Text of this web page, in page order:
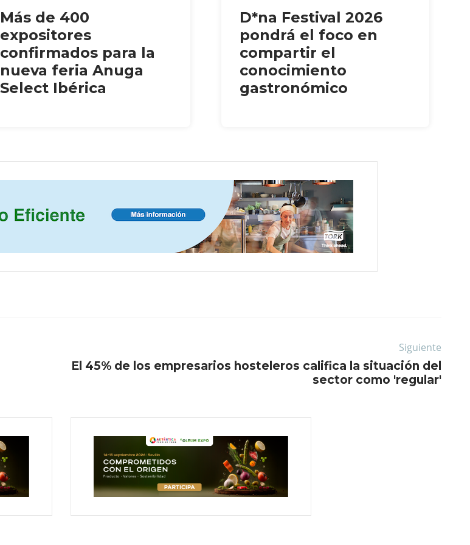
Más de 400
expositores
confirmados para la
nueva feria Anuga
Select Ibérica
D*na Festival 2026
pondrá el foco en
compartir el
conocimiento
gastronómico
Siguiente
El 45% de los empresarios hosteleros califica la situación del
sector como 'regular'